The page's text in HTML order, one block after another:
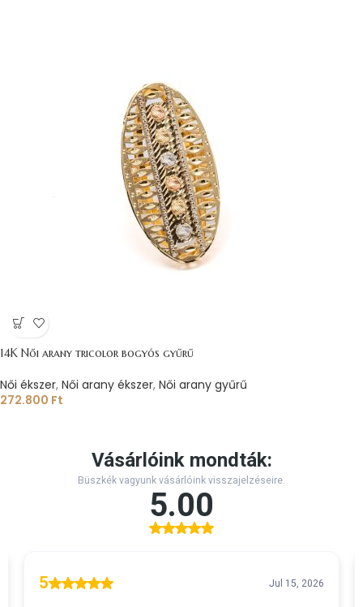
14K Női arany tricolor bogyós gyűrű
Női ékszer, Női arany ékszer, Női arany gyűrű
272.800 Ft